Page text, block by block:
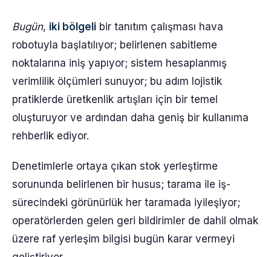
Bugün, iki bölgeli bir tanıtım çalışması hava
robotuyla başlatılıyor; belirlenen sabitleme
noktalarına iniş yapıyor; sistem hesaplanmış
verimlilik ölçümleri sunuyor; bu adım lojistik
pratiklerde üretkenlik artışları için bir temel
oluşturuyor ve ardından daha geniş bir kullanıma
rehberlik ediyor.
Denetimlerle ortaya çıkan stok yerleştirme
sorununda belirlenen bir husus; tarama ile iş-
sürecindeki görünürlük her taramada iyileşiyor;
operatörlerden gelen geri bildirimler de dahil olmak
üzere raf yerleşim bilgisi bugün karar vermeyi